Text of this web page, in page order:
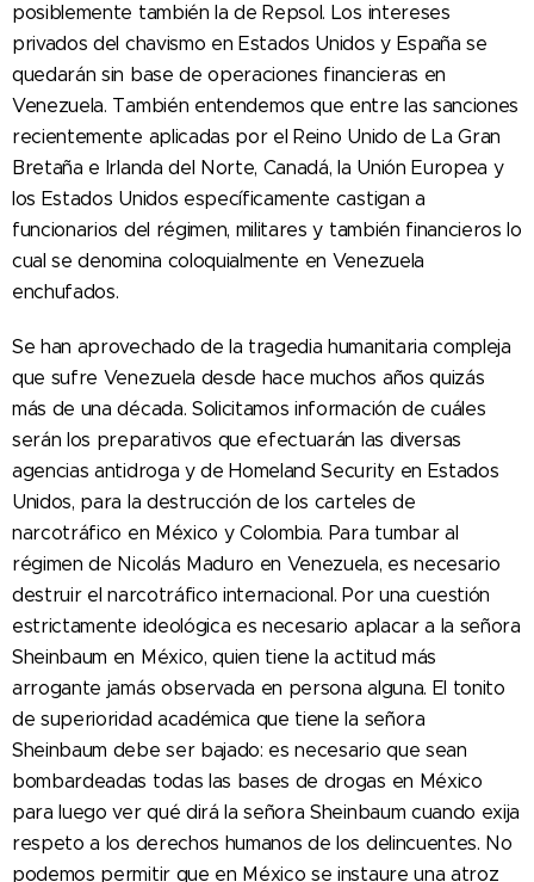
posiblemente también la de Repsol. Los intereses
privados del chavismo en Estados Unidos y España se
quedarán sin base de operaciones financieras en
Venezuela. También entendemos que entre las sanciones
recientemente aplicadas por el Reino Unido de La Gran
Bretaña e Irlanda del Norte, Canadá, la Unión Europea y
los Estados Unidos específicamente castigan a
funcionarios del régimen, militares y también financieros lo
cual se denomina coloquialmente en Venezuela
enchufados.
Se han aprovechado de la tragedia humanitaria compleja
que sufre Venezuela desde hace muchos años quizás
más de una década. Solicitamos información de cuáles
serán los preparativos que efectuarán las diversas
agencias antidroga y de Homeland Security en Estados
Unidos, para la destrucción de los carteles de
narcotráfico en México y Colombia. Para tumbar al
régimen de Nicolás Maduro en Venezuela, es necesario
destruir el narcotráfico internacional. Por una cuestión
estrictamente ideológica es necesario aplacar a la señora
Sheinbaum en México, quien tiene la actitud más
arrogante jamás observada en persona alguna. El tonito
de superioridad académica que tiene la señora
Sheinbaum debe ser bajado: es necesario que sean
bombardeadas todas las bases de drogas en México
para luego ver qué dirá la señora Sheinbaum cuando exija
respeto a los derechos humanos de los delincuentes. No
podemos permitir que en México se instaure una atroz